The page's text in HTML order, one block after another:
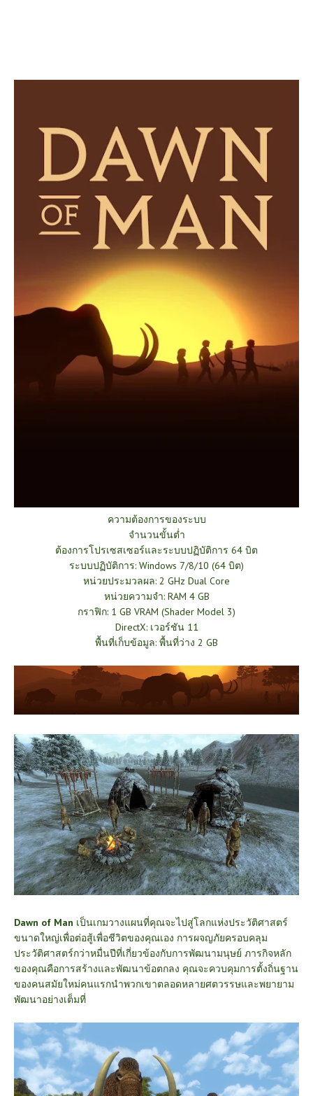
ความต้องการของระบบ
จำนวนขั้นต่ำ
ต้องการโปรเซสเซอร์และระบบปฏิบัติการ 64 บิต
ระบบปฏิบัติการ: Windows 7/8/10 (64 บิต)
หน่วยประมวลผล: 2 GHz Dual Core
หน่วยความจำ: RAM 4 GB
กราฟิก: 1 GB VRAM (Shader Model 3)
DirectX: เวอร์ชัน 11
พื้นที่เก็บข้อมูล: พื้นที่ว่าง 2 GB
Dawn of Man เป็นเกมวางแผนที่คุณจะไปสู่โลกแห่งประวัติศาสตร์
ขนาดใหญ่เพื่อต่อสู้เพื่อชีวิตของคุณเอง การผจญภัยครอบคลุม
ประวัติศาสตร์กว่าหมื่นปีที่เกี่ยวข้องกับการพัฒนามนุษย์ ภารกิจหลัก
ของคุณคือการสร้างและพัฒนาข้อตกลง คุณจะควบคุมการตั้งถิ่นฐาน
ของคนสมัยใหม่คนแรกนำพวกเขาตลอดหลายศตวรรษและพยายาม
พัฒนาอย่างเต็มที่